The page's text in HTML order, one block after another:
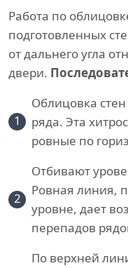
Работа по
подготовленных
от дальнего угла
двери.
1
Облицовка стен
ряда. Эта
ровные по
2
Отбивают
Ровная линия,
уровне, дает
перепадов
По верхней